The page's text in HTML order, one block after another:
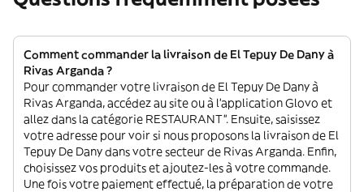
Comment commander la livraison de El Tepuy De Dany à
Rivas Arganda ?
Pour commander votre livraison de El Tepuy De Dany à
Rivas Arganda, accédez au site ou à l'application Glovo et
allez dans la catégorie RESTAURANT”. Ensuite, saisissez
votre adresse pour voir si nous proposons la livraison de El
Tepuy De Dany dans votre secteur de Rivas Arganda. Enfin,
choisissez vos produits et ajoutez-les à votre commande.
Une fois votre paiement effectué, la préparation de votre